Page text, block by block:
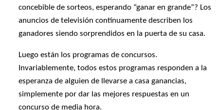
concebible de sorteos, esperando “ganar en grande”? Los
anuncios de televisión continuamente describen los
ganadores siendo sorprendidos en la puerta de su casa.
Luego están los programas de concursos.
Invariablemente, todos estos programas responden a la
esperanza de alguien de llevarse a casa ganancias,
simplemente por dar las mejores respuestas en un
concurso de media hora.